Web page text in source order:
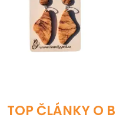
TOP ČLÁNKY O